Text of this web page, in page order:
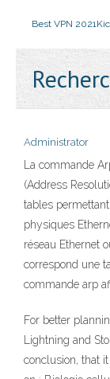
Best VPN 2021
Administrator
La commande
(Address
tables
physiques
réseau Ethernet
correspond une
commande arp
For better
Lightning and
conclusion, that